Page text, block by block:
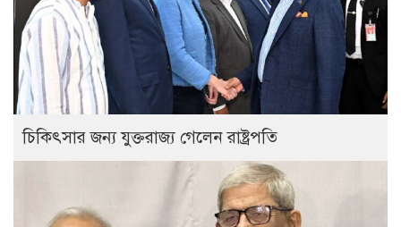
চিকিৎসার জন্য যুক্তরাজ্য গেলেন রাষ্ট্রপতি